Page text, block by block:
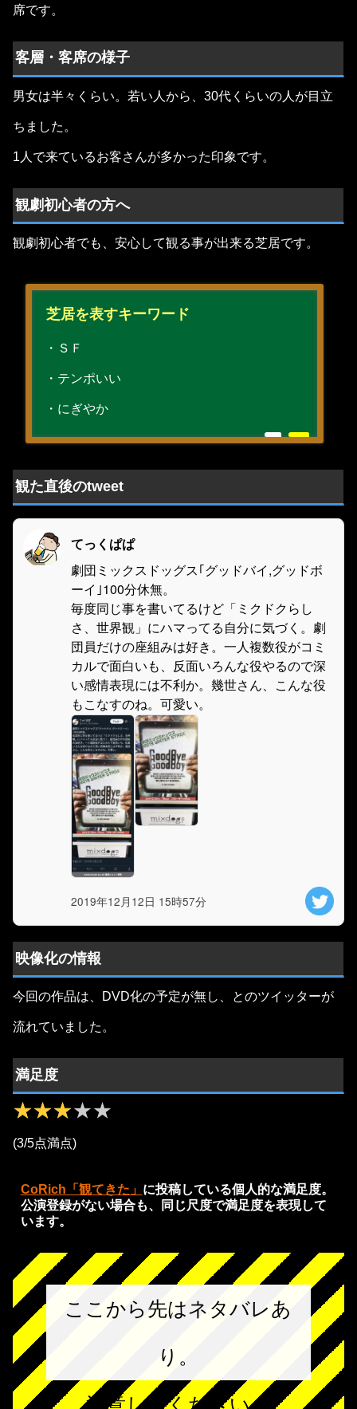
席です。
客層・客席の様子
男女は半々くらい。若い人から、30代くらいの人が目立
ちました。
1人で来ているお客さんが多かった印象です。
観劇初心者の方へ
観劇初心者でも、安心して観る事が出来る芝居です。
芝居を表すキーワード
・ＳＦ
・テンポいい
・にぎやか
観た直後のtweet
てっくぱぱ
劇団ミックスドッグス｢グッドバイ,グッドボ
ーイ｣100分休無。
毎度同じ事を書いてるけど「ミクドクらし
さ、世界観」にハマってる自分に気づく。劇
団員だけの座組みは好き。一人複数役がコミ
カルで面白いも、反面いろんな役やるので深
い感情表現には不利か。幾世さん、こんな役
もこなすのね。可愛い。
2019年12月12日 15時57分
映像化の情報
今回の作品は、DVD化の予定が無し、とのツイッターが
流れていました。
満足度
★★★★★
★★★★★
(3/5点満点)
CoRich「観てきた」 に投稿している個人的な満足度。
公演登録がない場合も、同じ尺度で満足度を表現して
います。
ここから先はネタバレあ
り。
注意してください。